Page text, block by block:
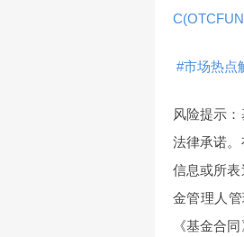
#市场热点
风险提示
法律承诺
信息或所
金管理人
《基金合